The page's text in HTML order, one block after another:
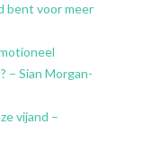
bent voor meer
– Sian Morgan-
vijand –